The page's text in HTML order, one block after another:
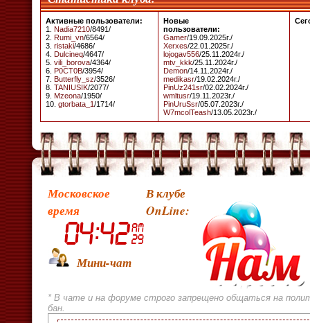
Активные пользователи:
1. Nadia7210/8491/
2. Rumi_vn/6564/
3. ristaki/4686/
4. Dulcineq/4647/
5. vili_borova/4364/
6. P0CT0B/3954/
7. Butterfly_sz/3526/
8. TANIUSIK/2077/
9. Mzeona/1950/
10. gtorbata_1/1714/
Новые
пользователи:
Gamer/19.09.2025г./
Xerxes/22.01.2025г./
lojogav556/25.11.2024г./
mtv_kkk/25.11.2024г./
Demon/14.11.2024г./
medikasr/19.02.2024г./
PinUz241sr/02.02.2024г./
wmltusr/19.11.2023г./
PinUruSsr/05.07.2023г./
W7mcolTeash/13.05.2023г./
Московское
время
Мини-чат
В клубе
OnLine:
* В чате и на форуме строго запрещено общаться на
бан.